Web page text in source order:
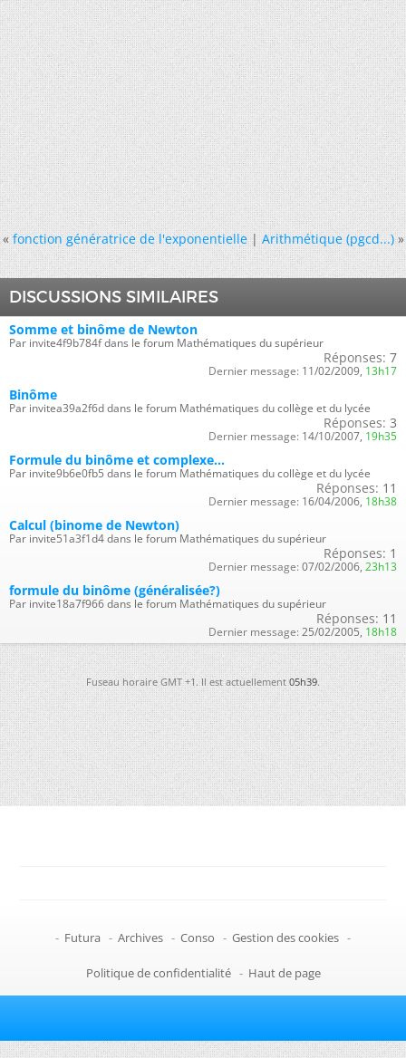
« fonction génératrice de l'exponentielle|Arithmétique (pgcd...) »
DISCUSSIONS SIMILAIRES
Somme et binôme de Newton
Par invite4f9b784f dans le forum Mathématiques du supérieur
Réponses: 7
Dernier message: 11/02/2009, 13h17
Binôme
Par invitea39a2f6d dans le forum Mathématiques du collège et du lycée
Réponses: 3
Dernier message: 14/10/2007, 19h35
Formule du binôme et complexe...
Par invite9b6e0fb5 dans le forum Mathématiques du collège et du lycée
Réponses: 11
Dernier message: 16/04/2006, 18h38
Calcul (binome de Newton)
Par invite51a3f1d4 dans le forum Mathématiques du supérieur
Réponses: 1
Dernier message: 07/02/2006, 23h13
formule du binôme (généralisée?)
Par invite18a7f966 dans le forum Mathématiques du supérieur
Réponses: 11
Dernier message: 25/02/2005, 18h18
Fuseau horaire GMT +1. Il est actuellement05h39.
- Futura - Archives - Conso - Gestion des cookies -
Politique de confidentialité - Haut de page